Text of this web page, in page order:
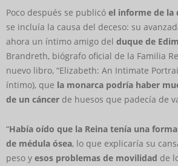
Poco después se publicó el informe de la
se incluía la causa del deceso: su
ahora un íntimo amigo del duque de
Brandreth, biógrafo oficial de la Familia
nuevo libro, “Elizabeth: An Intimate
íntimo), que la monarca podría haber
de un cáncer de huesos que padecía de
“Había oído que la Reina tenía una
de médula ósea, lo que explicaría su
peso y esos problemas de movilidad de